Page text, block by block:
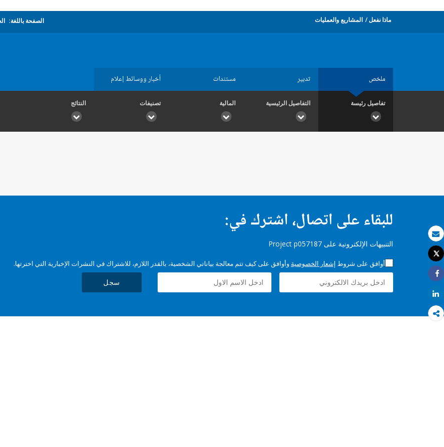
بريد الكتروني
طباعة
Tweet
Share
Share
ماذا نفعل المشاريع والعمليات الصفحة باللغة:
ملخص تدبير مستندات أخبار ووسائط إعلام
تفاصيل رئيسة التفاصيل الرئيسية المالية تصنيفات النتائج
للبقاء على اتصال، اشترك في:
التنبيهات الإلكترونية على Project p057187
أوافق على شروط إشعار الخصوصية وأوافق على كيف تتم معالجة بياناتي الشخصية، بالقدر اللازم، للاشتراك في النشرات الإخبارية التي اخترتها.
سجل